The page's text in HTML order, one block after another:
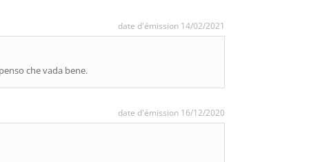
date d'émission 14/02/2021
che vada bene.
date d'émission 16/12/2020